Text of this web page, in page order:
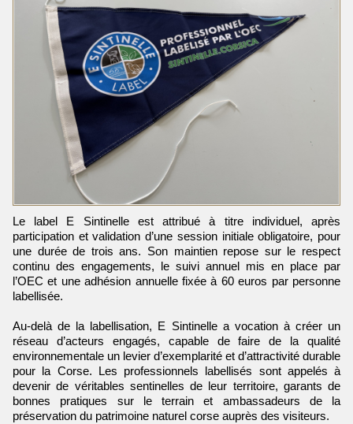
Le label E Sintinelle est attribué à titre individuel, après
participation et validation d’une session initiale obligatoire, pour
une durée de trois ans. Son maintien repose sur le respect
continu des engagements, le suivi annuel mis en place par
l’OEC et une adhésion annuelle fixée à 60 euros par personne
labellisée.
Au-delà de la labellisation, E Sintinelle a vocation à créer un
réseau d’acteurs engagés, capable de faire de la qualité
environnementale un levier d’exemplarité et d’attractivité durable
pour la Corse. Les professionnels labellisés sont appelés à
devenir de véritables sentinelles de leur territoire, garants de
bonnes pratiques sur le terrain et ambassadeurs de la
préservation du patrimoine naturel corse auprès des visiteurs.